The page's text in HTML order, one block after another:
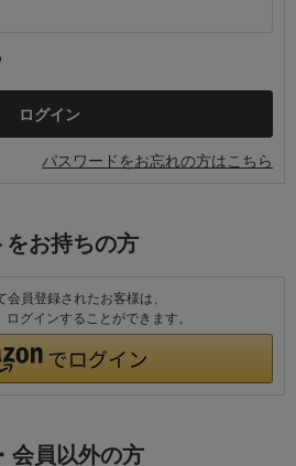
パスワードをお忘れの方はこちら
お持ちの方
員登録されたお客様は、
グインすることができます。
会員以外の方